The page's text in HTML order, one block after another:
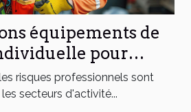
équipements de
pour
risques professionnels sont
secteurs d'activité...